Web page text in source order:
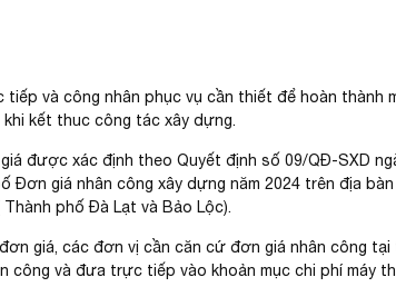
tiếp và công nhân phục vụ cần thiết để hoàn
kết thuc công tác xây dựng.
được xác định theo Quyết định số 09/QĐ-SXD
Đơn giá nhân công xây dựng năm 2024 trên địa
phố Đà Lạt và Bảo Lộc).
giá, các đơn vị cần căn cứ đơn giá nhân công
công và đưa trực tiếp vào khoản mục chi phí máy